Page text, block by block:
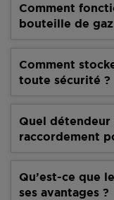
Comment
bouteille de gaz
Comment
toute sécurité ?
Quel
raccordement
Qu’est-ce que
ses avantages ?